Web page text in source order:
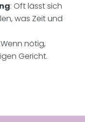
: Oft lässt sich
was Zeit und
Wenn nötig,
Gericht.